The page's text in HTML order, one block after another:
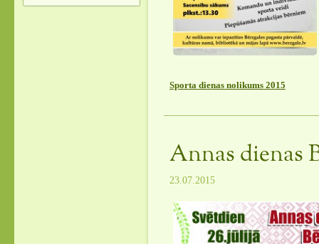
Sporta dienas nolikums 2015
Annas dienas
23.07.2015